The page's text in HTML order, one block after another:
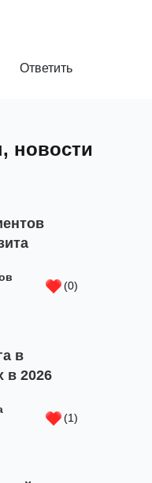
Ответить
новости
(0)
в
в 2026
(1)